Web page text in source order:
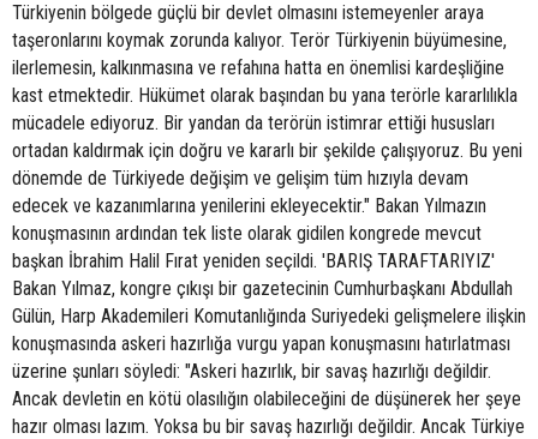
Türkiyenin bölgede güçlü bir devlet olmasını istemeyenler araya
taşeronlarını koymak zorunda kalıyor. Terör Türkiyenin büyümesine,
ilerlemesin, kalkınmasına ve refahına hatta en önemlisi kardeşliğine
kast etmektedir. Hükümet olarak başından bu yana terörle kararlılıkla
mücadele ediyoruz. Bir yandan da terörün istimrar ettiği hususları
ortadan kaldırmak için doğru ve kararlı bir şekilde çalışıyoruz. Bu yeni
dönemde de Türkiyede değişim ve gelişim tüm hızıyla devam
edecek ve kazanımlarına yenilerini ekleyecektir." Bakan Yılmazın
konuşmasının ardından tek liste olarak gidilen kongrede mevcut
başkan İbrahim Halil Fırat yeniden seçildi. 'BARIŞ TARAFTARIYIZ'
Bakan Yılmaz, kongre çıkışı bir gazetecinin Cumhurbaşkanı Abdullah
Gülün, Harp Akademileri Komutanlığında Suriyedeki gelişmelere ilişkin
konuşmasında askeri hazırlığa vurgu yapan konuşmasını hatırlatması
üzerine şunları söyledi: "Askeri hazırlık, bir savaş hazırlığı değildir.
Ancak devletin en kötü olasılığın olabileceğini de düşünerek her şeye
hazır olması lazım. Yoksa bu bir savaş hazırlığı değildir. Ancak Türkiye